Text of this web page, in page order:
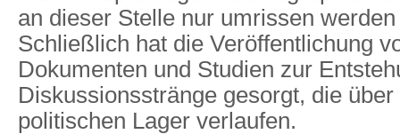
an dieser Stelle nur umrissen
Schließlich hat die Veröffentlichung
Dokumenten und Studien zur
Diskussionsstränge gesorgt, die
politischen Lager verlaufen.